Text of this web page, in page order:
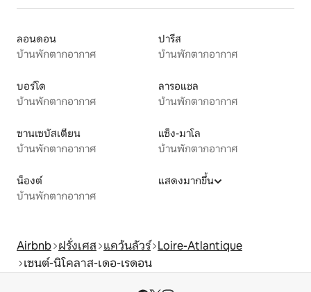
ลอนดอน
บ้านพักตากอากาศ
ปารีส
บ้านพักตากอากาศ
บอร์โด
บ้านพักตากอากาศ
ลารอแชล
บ้านพักตากอากาศ
ซานเซบัสเตียน
บ้านพักตากอากาศ
แซ็ง-มาโล
บ้านพักตากอากาศ
น็องต์
บ้านพักตากอากาศ
แสดงมากขึ้น
Airbnb ฝรั่งเศส แคว้นลัวร์ Loire-Atlantique
เซนต์-นิโคลาส-เดอ-เรดอน